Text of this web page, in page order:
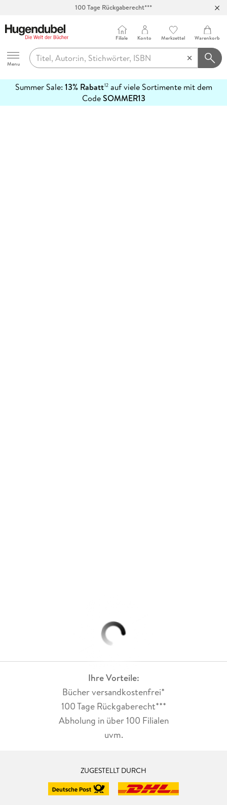
100 Tage Rückgaberecht***
Hugendubel
Menu
Filiale Konto Merkzettel Warenkorb
Summer Sale: 13% Rabatt12auf viele Sortimente mit dem
CodeSOMMER13
erfahren
Ihre Vorteile:
Bücher versandkostenfrei*
100 Tage Rückgaberecht***
Abholung in über 100 Filialen
uvm.
ZUGESTELLT DURCH